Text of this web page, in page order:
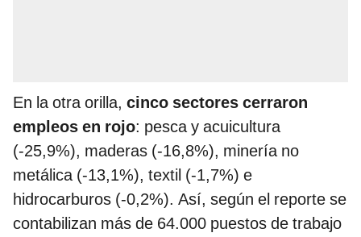
En la otra orilla, cinco sectores cerraron
empleos en rojo: pesca y acuicultura
(-25,9%), maderas (-16,8%), minería no
metálica (-13,1%), textil (-1,7%) e
hidrocarburos (-0,2%). Así, según el reporte se
contabilizan más de 64.000 puestos de trabajo